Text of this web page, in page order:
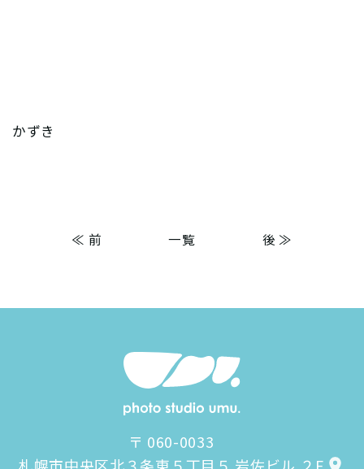
かずき
≪ 前 一覧 後 ≫
〒 060-0033